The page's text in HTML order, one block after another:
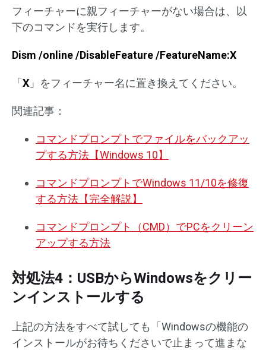
フィーチャーに親フィーチャーがない場合は、以
下のコマンドを実行します。
Dism /online /DisableFeature /FeatureName:X
「 X 」をフィーチャー名に置き換えてください。
関連記事：
コマンドプロンプトでファイルをバックアッ
プする方法【Windows 10】
コマンドプロンプトでWindows 11/10を修復
する方法【完全解説】
コマンドプロンプト（CMD）でPCをクリーン
アップする方法
対処法4：USBからWindowsをクリー
ンインストールする
上記の方法をすべて試しても「Windowsの機能の
インストールがお待ちくださいで止まって進まな